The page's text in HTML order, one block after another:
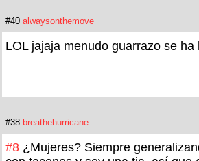
#40 alwaysonthemove
LOL jajaja menudo guarrazo se ha
#38 breathehurricane
#8 ¿Mujeres? Siempre